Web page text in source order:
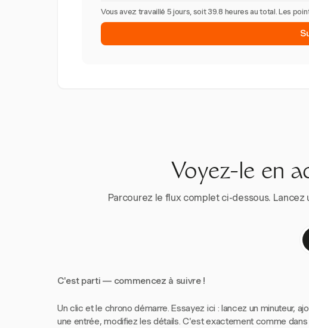
Vous avez travaillé 5 jours, soit 39.8 heures au total. Les
Voyez-le en
Parcourez le flux complet ci-dessous.
C'est parti — commencez à suivre !
Un clic et le chrono démarre. Essayez ici : lancez un minuteur,
une entrée, modifiez les détails. C'est exactement comme dans